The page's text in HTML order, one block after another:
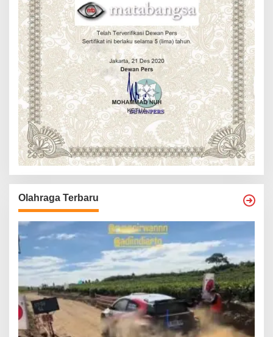
Olahraga Terbaru